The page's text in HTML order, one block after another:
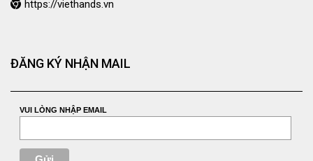
https://viethands.vn
ĐĂNG KÝ NHẬN MAIL
VUI LÒNG NHẬP EMAIL